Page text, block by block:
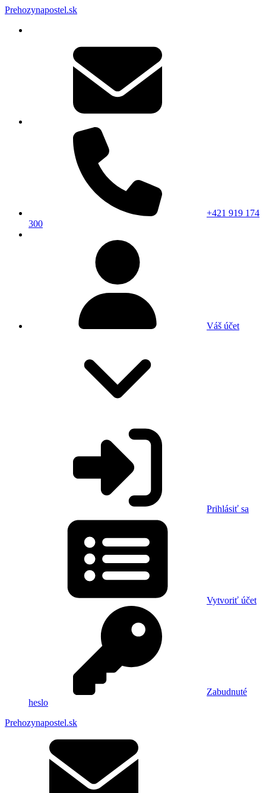
Prehozynapostel.sk
+421 919 174
300
Váš účet
Prihlásiť sa
Vytvoriť účet
Zabudnuté
heslo
Prehozynapostel.sk